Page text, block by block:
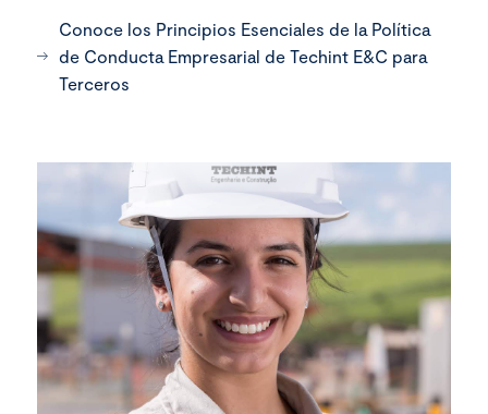
Conoce los Principios Esenciales de la Política
de Conducta Empresarial de Techint E&C para
Terceros